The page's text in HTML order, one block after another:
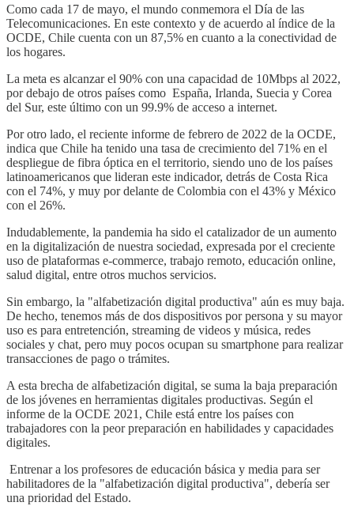
Como cada 17 de mayo, el mundo conmemora el Día de las
Telecomunicaciones. En este contexto y de acuerdo al índice de la
OCDE, Chile cuenta con un 87,5% en cuanto a la conectividad de
los hogares.
La meta es alcanzar el 90% con una capacidad de 10Mbps al 2022,
por debajo de otros países como España, Irlanda, Suecia y Corea
del Sur, este último con un 99.9% de acceso a internet.
Por otro lado, el reciente informe de febrero de 2022 de la OCDE,
indica que Chile ha tenido una tasa de crecimiento del 71% en el
despliegue de fibra óptica en el territorio, siendo uno de los países
latinoamericanos que lideran este indicador, detrás de Costa Rica
con el 74%, y muy por delante de Colombia con el 43% y México
con el 26%.
Indudablemente, la pandemia ha sido el catalizador de un aumento
en la digitalización de nuestra sociedad, expresada por el creciente
uso de plataformas e-commerce, trabajo remoto, educación online,
salud digital, entre otros muchos servicios.
Sin embargo, la "alfabetización digital productiva" aún es muy baja.
De hecho, tenemos más de dos dispositivos por persona y su mayor
uso es para entretención, streaming de videos y música, redes
sociales y chat, pero muy pocos ocupan su smartphone para realizar
transacciones de pago o trámites.
A esta brecha de alfabetización digital, se suma la baja preparación
de los jóvenes en herramientas digitales productivas. Según el
informe de la OCDE 2021, Chile está entre los países con
trabajadores con la peor preparación en habilidades y capacidades
digitales.
Entrenar a los profesores de educación básica y media para ser
habilitadores de la "alfabetización digital productiva", debería ser
una prioridad del Estado.